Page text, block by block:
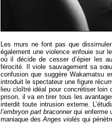
Les murs ne font pas que
également une violence enfouie sur
où il décide de cesser d’épier les
férocité. Il viole sauvagement sa
confusion que suggère Wakamatsu
introduit le spectateur une figure
lieu cloîtré idéal pour concrétiser
prison, il va en tirer tous les
interdit toute intrusion externe.
l’embryon part braconnerqui enferme
maniaque desAnges violés qui